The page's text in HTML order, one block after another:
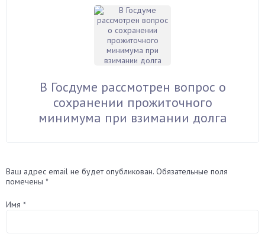
В Госдуме рассмотрен вопрос о
сохранении прожиточного
минимума при взимании долга
Ваш адрес email не будет опубликован. Обязательные поля
помечены *
Имя *